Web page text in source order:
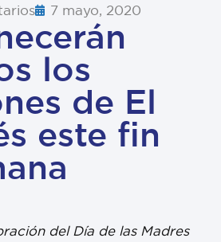
7 mayo, 2020
los
de El
este fin
del Día de las Madres